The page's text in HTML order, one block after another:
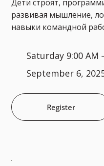
Дети строят,
развивая мышление,
навыки командной
Saturday 9:00 AM
September 6,
Register